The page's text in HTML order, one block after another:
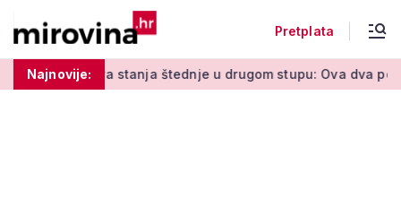
Pretplata
Najnovije:
stanja štednje u drugom stupu: Ova dva pojma morate znati